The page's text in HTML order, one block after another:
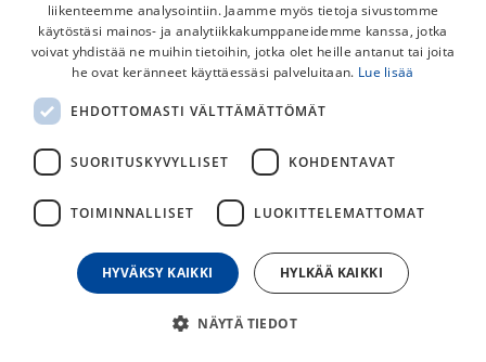
Shimano Dura-Ace BB-R9100 BSA
68mm Keskiölaakeri
Shimano Dura-Ace keskiö BSA BB-R9100. Hollowtech II -
kampisarjalle.
59,00€
liikenteemme analysointiin. Jaamme myös tietoja sivustomme
käytöstäsi mainos- ja analytiikkakumppaneidemme kanssa, jotka
voivat yhdistää ne muihin tietoihin, jotka olet heille antanut tai joita
he ovat keränneet käyttäessäsi palveluitaan. Lue lisää
EHDOTTOMASTI VÄLTTÄMÄTTÖMÄT
SUORITUSKYVYLLISET KOHDENTAVAT
TOIMINNALLISET LUOKITTELEMATTOMAT
HYVÄKSY KAIKKI HYLKÄÄ KAIKKI
NÄYTÄ TIEDOT